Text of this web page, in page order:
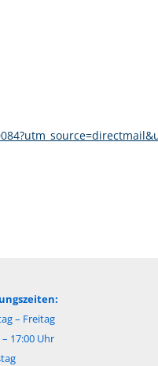
– Freitag
– 17:00 Uhr